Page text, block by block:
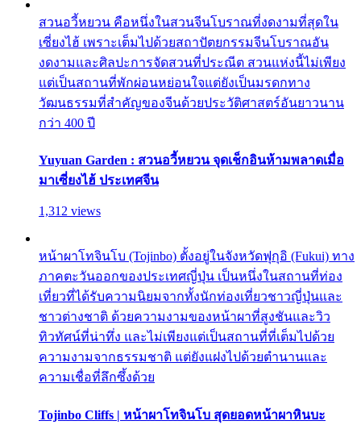
สวนอวี้หยวน คือหนึ่งในสวนจีนโบราณที่งดงามที่สุดใน
เซี่ยงไฮ้ เพราะเต็มไปด้วยสถาปัตยกรรมจีนโบราณอัน
งดงามและศิลปะการจัดสวนที่ประณีต สวนแห่งนี้ไม่เพียง
แต่เป็นสถานที่พักผ่อนหย่อนใจแต่ยังเป็นมรดกทาง
วัฒนธรรมที่สำคัญของจีนด้วยประวัติศาสตร์อันยาวนาน
กว่า 400 ปี
Yuyuan Garden : สวนอวี้หยวน จุดเช็กอินห้ามพลาดเมื่อ
มาเซี่ยงไฮ้ ประเทศจีน
1,312 views
หน้าผาโทจินโบ (Tojinbo) ตั้งอยู่ในจังหวัดฟุกุอิ (Fukui) ทาง
ภาคตะวันออกของประเทศญี่ปุ่น เป็นหนึ่งในสถานที่ท่อง
เที่ยวที่ได้รับความนิยมจากทั้งนักท่องเที่ยวชาวญี่ปุ่นและ
ชาวต่างชาติ ด้วยความงามของหน้าผาที่สูงชันและวิว
ทิวทัศน์ที่น่าทึ่ง และไม่เพียงแต่เป็นสถานที่ที่เต็มไปด้วย
ความงามจากธรรมชาติ แต่ยังแฝงไปด้วยตำนานและ
ความเชื่อที่ลึกซึ้งด้วย
Tojinbo Cliffs | หน้าผาโทจินโบ สุดยอดหน้าผาหินบะ